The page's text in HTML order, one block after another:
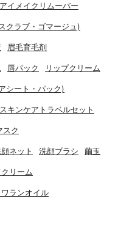
アイメイクリムーバー
クラブ・ゴマージュ)
眉毛育毛剤
唇パック リップクリーム
シート・パック)
スキンケアトラベルセット
スク
ネット 洗顔ブラシ 繭玉
リーム
ワランオイル